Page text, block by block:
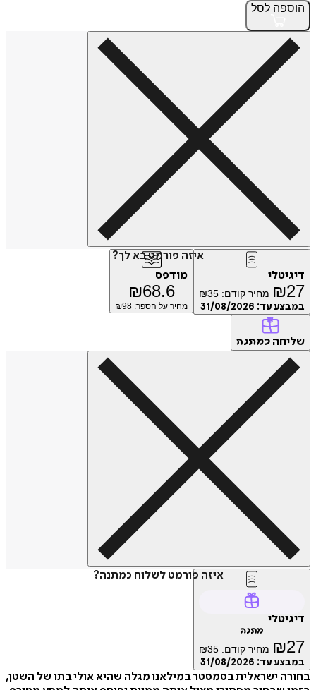
הוספה לסל
איזה פורמט בא לך?
דיגיטלי
₪27 מחיר קודם: ₪35
במבצע עד: 31/08/2026
מודפס
₪68.6
מחיר על הספר: ₪ 98
שליחה כמתנה
איזה פורמט לשלוח כמתנה?
דיגיטלי
מתנה
₪27 מחיר קודם: ₪35
במבצע עד: 31/08/2026
בחורה ישראלית בסמסטר במילאנו מגלה שהיא אולי בתו של השטן,